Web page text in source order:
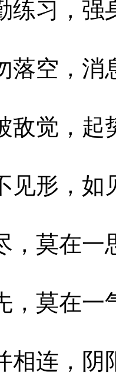
习，强
空，消
觉，起
形，如
莫在一
莫在一
连，阴